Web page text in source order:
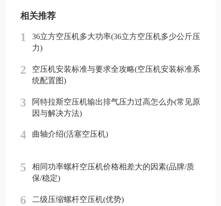
相关推荐
1
36立方空压机多大功率(36立方空压机多少公斤压
力)
2
空压机安装标准与要求全攻略(空压机安装标准系
统配置图)
3
阿特拉斯空压机输出排气压力过高怎么办(常见原
因与解决方法)
4 曲轴介绍(活塞空压机)
5
相同功率螺杆空压机价格相差大的因素(品牌/质
保/稳定)
6 二级压缩螺杆空压机(优势)